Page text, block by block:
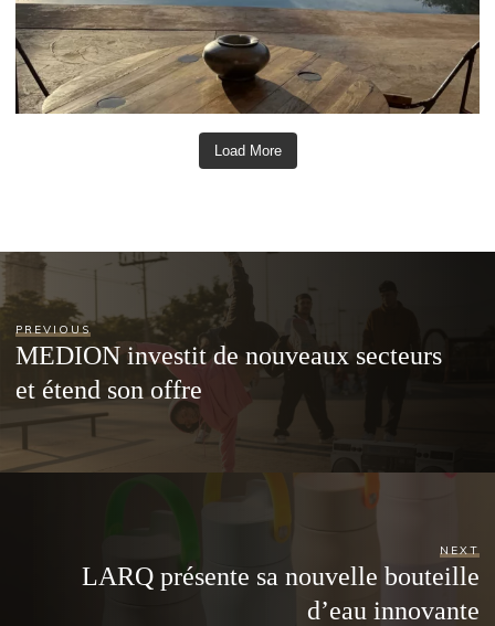
Load More
PREVIOUS
MEDION investit de nouveaux secteurs
et étend son offre
NEXT
LARQ présente sa nouvelle bouteille
d’eau innovante